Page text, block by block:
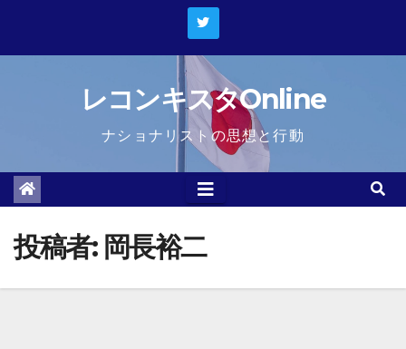
レコンキスタOnline
ナショナリストの思想と行動
投稿者: 岡長裕二